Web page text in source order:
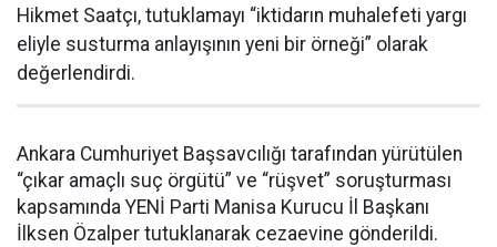
Hikmet Saatçı, tutuklamayı “iktidarın muhalefeti yargı
eliyle susturma anlayışının yeni bir örneği” olarak
değerlendirdi.
Ankara Cumhuriyet Başsavcılığı tarafından yürütülen
“çıkar amaçlı suç örgütü” ve “rüşvet” soruşturması
kapsamında YENİ Parti Manisa Kurucu İl Başkanı
İlksen Özalper tutuklanarak cezaevine gönderildi.